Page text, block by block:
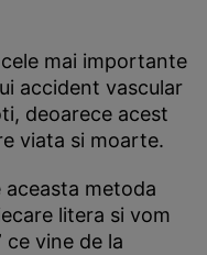
mai importante
accident vascular
deoarece acest
viata si moarte.
metoda
litera si vom
ce vine de la